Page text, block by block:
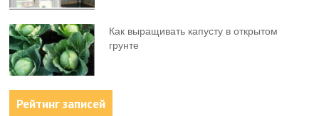
Как выращивать капусту в открытом
грунте
Рейтинг записей